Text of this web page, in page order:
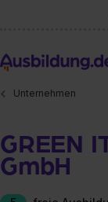
Unternehmen
GREEN
GmbH